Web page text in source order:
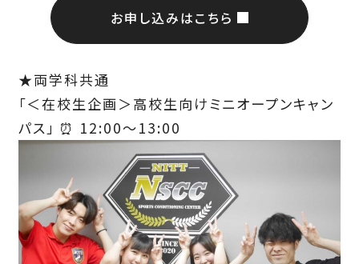
お申し込みはこちら
★両学科共通
「＜在校生企画＞高校生向けミニオープンキャン
パス」 ⏰ 12:00～13:00